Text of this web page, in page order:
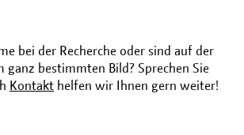
bei der Recherche oder sind auf der
ganz bestimmten Bild? Sprechen Sie
Kontakt helfen wir Ihnen gern weiter!